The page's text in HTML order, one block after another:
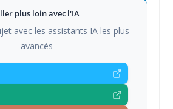
plus loin avec l'IA
avec les assistants IA les plus
avancés